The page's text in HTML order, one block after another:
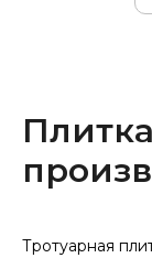
Тротуарная